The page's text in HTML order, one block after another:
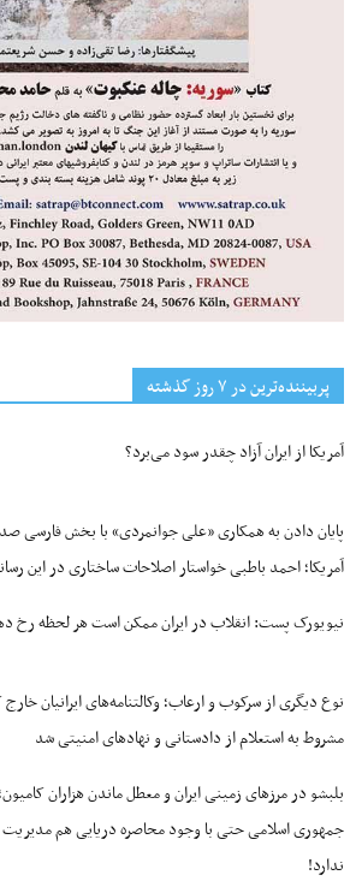
پربیننده‌ترین‌ در ۷ روز گذشته
آمریکا از ایران آزاد چقدر سود می‌برد؟
پایان دادن به همکاری «علی جوانمردی» با بخش فارسی
آمریکا؛ احمد باطبی خواستار اصلاحات ساختاری در این
نیویورک پست: انقلاب در ایران ممکن است هر لحظه رخ
نوع دیگری از سرکوب و ارعاب؛ وکالتنامه‌های ایرانیان
مشروط به استعلام از دادستانی و نهادهای امنیتی شد
بلبشو در مرزهای زمینی ایران و معطل ماندن هزاران کامیون؛
جمهوری اسلامی حتی با وجود محاصره دریایی هم مدیریت
ندارد!